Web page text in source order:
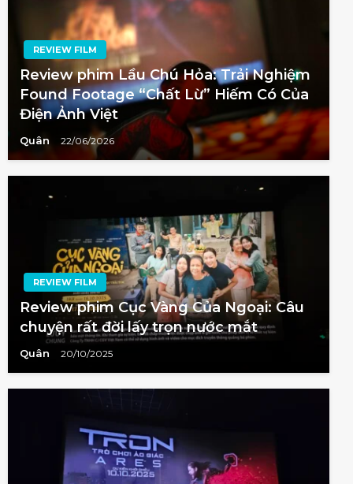
REVIEW FILM
Review phim Lầu Chú Hỏa: Trải Nghiệm
Found Footage “Chất Lừ” Hiếm Có Của
Điện Ảnh Việt
Quân 22/06/2026
REVIEW FILM
Review phim Cục Vàng Của Ngoại: Câu
chuyện rất đời lấy trọn nước mắt
Quân 20/10/2025